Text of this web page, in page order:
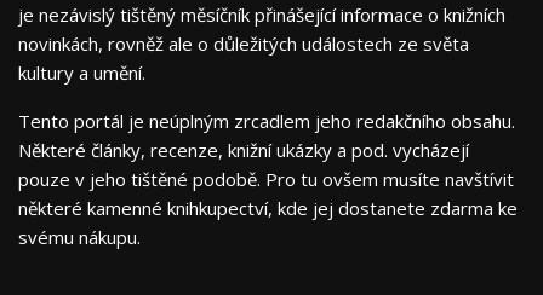
je nezávislý tištěný měsíčník přinášející informace o knižních
novinkách, rovněž ale o důležitých událostech ze světa
kultury a umění.
Tento portál je neúplným zrcadlem jeho redakčního obsahu.
Některé články, recenze, knižní ukázky a pod. vycházejí
pouze v jeho tištěné podobě. Pro tu ovšem musíte navštívit
některé kamenné knihkupectví, kde jej dostanete zdarma ke
svému nákupu.